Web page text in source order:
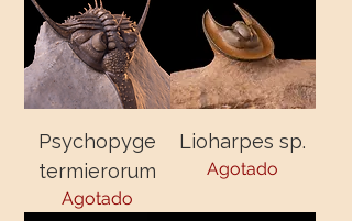
Psychopyge
termierorum
Agotado
Lioharpes sp.
Agotado